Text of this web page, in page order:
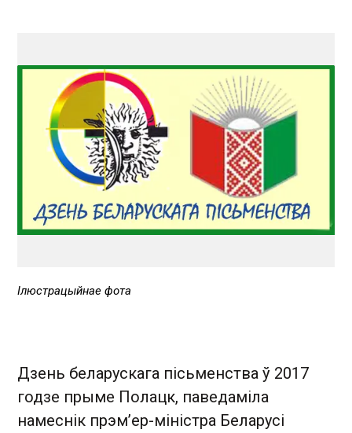
Ілюстрацыйнае фота
Дзень беларускага пісьменства ў 2017
годзе прыме Полацк, паведаміла
намеснік прэмʼер-міністра Беларусі